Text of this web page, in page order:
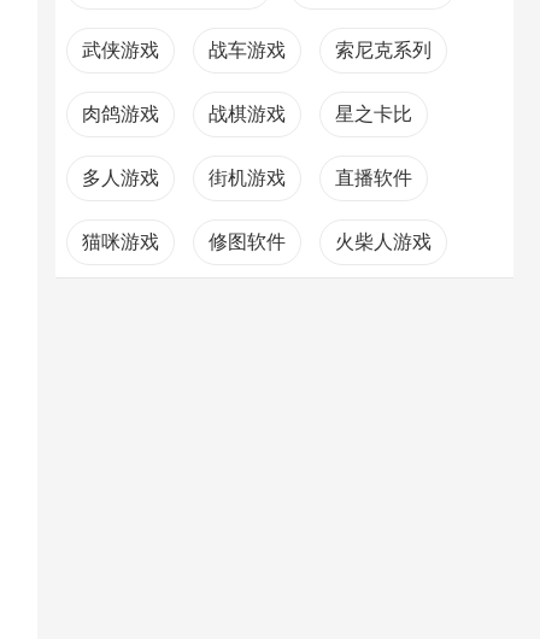
武侠游戏 战车游戏 索尼克系列
肉鸽游戏 战棋游戏 星之卡比
多人游戏 街机游戏 直播软件
猫咪游戏 修图软件 火柴人游戏